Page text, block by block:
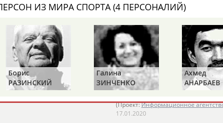
Евробаскета-2022 против
Владимир
Ивлев
турнир. Эстония - Россия
Ивлев("ПАРМА").
Мужская сборная России по
...("Автодор", Саратов, 19 лет,
29 лет, 207 см),...
(Проект:Информационное
18.02.2020
В мужскую сборную России на
24 игрока
...204 см), Артём Забелин
(Проект:Информационное
17.01.2020
ИЗ МИРА СПОРТА (4 ПЕРСОНАЛИЙ)
Борис
РАЗИНСКИЙ
Галина
ЗИНЧЕНКО
Ахмед
АНАРБАЕВ